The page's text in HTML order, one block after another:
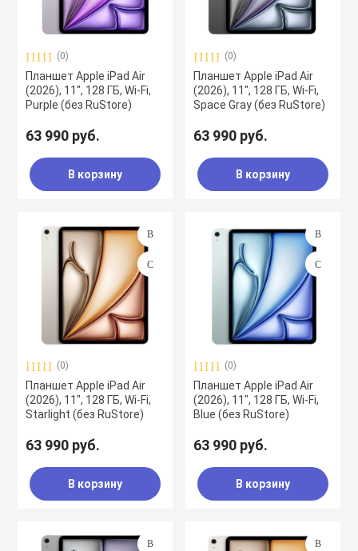
Apple MacBook
Apple Magic
Apple Magic
Apple Pencil
Apple TV
Apple Watch
iPhone БУ
воздуха
(0)
Планшет Apple iPad Air
(2026), 11", 128 ГБ, Wi-Fi,
Purple (без RuStore)
63 990 руб.
В корзину
(0)
Планшет Apple iPad Air
(2026), 11", 128 ГБ, Wi-Fi,
Space Gray (без RuStore)
63 990 руб.
В корзину
(0)
Планшет Apple iPad Air
(2026), 11", 128 ГБ, Wi-Fi,
Starlight (без RuStore)
63 990 руб.
В корзину
(0)
Планшет Apple iPad Air
(2026), 11", 128 ГБ, Wi-Fi,
Blue (без RuStore)
63 990 руб.
В корзину